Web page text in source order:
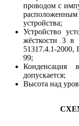
проводом с
расположенным
устройства;
Устройство
жёсткости 3 в
51317.4.1-
99;
Конденсация
допускается;
Высота над